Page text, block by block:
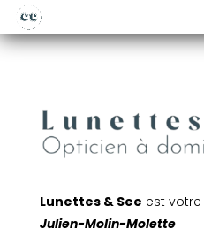
Lunettes & See est votre
Julien-Molin-Molette